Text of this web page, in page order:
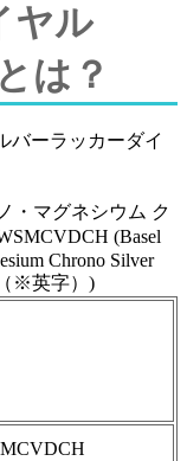
ヤル
は？
・マグネシウム ク
(Basel
Chrono Silver
（※英字）)